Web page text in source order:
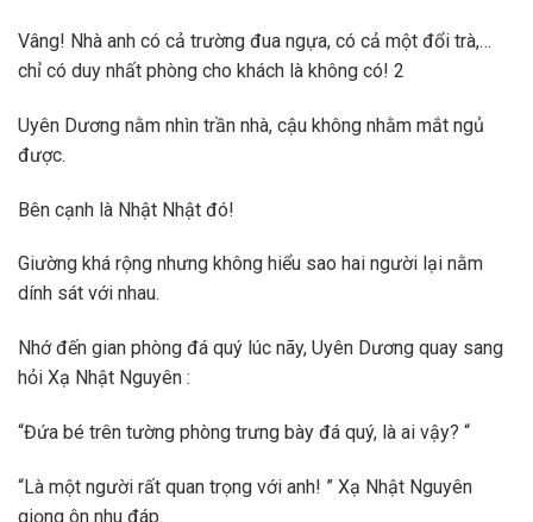
Vâng! Nhà anh có cả trường đua ngựa, có cả một đổi trà,…
chỉ có duy nhất phòng cho khách là không có! 2
Uyên Dương nằm nhìn trần nhà, cậu không nhằm mắt ngủ
được.
Bên cạnh là Nhật Nhật đó!
Giường khá rộng nhưng không hiểu sao hai người lại nằm
dính sát với nhau.
Nhớ đến gian phòng đá quý lúc nãy, Uyên Dương quay sang
hỏi Xạ Nhật Nguyên :
“Đứa bé trên tường phòng trưng bày đá quý, là ai vậy? “
“Là một người rất quan trọng với anh! ” Xạ Nhật Nguyên
giọng ôn nhu đáp.